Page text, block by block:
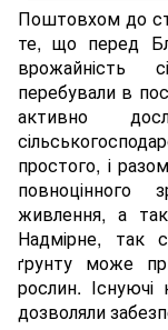
Поштовхом до
те, що перед
врожайність
перебували в
активно
простого, і
повноцінного
живлення, а
Надмірне, так
ґрунту може
рослин.
дозволяли